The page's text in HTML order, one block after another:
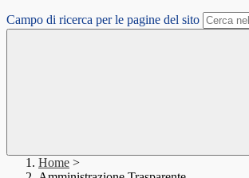
Campo di ricerca per le pagine del sito
Home >